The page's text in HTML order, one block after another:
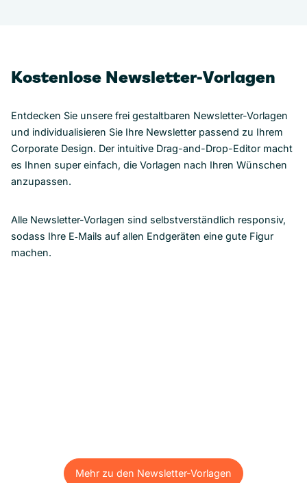
Kostenlose Newsletter-Vorlagen
Entdecken Sie unsere frei gestaltbaren Newsletter-Vorlagen
und individualisieren Sie Ihre Newsletter passend zu Ihrem
Corporate Design. Der intuitive Drag-and-Drop-Editor macht
es Ihnen super einfach, die Vorlagen nach Ihren Wünschen
anzupassen.
Alle Newsletter-Vorlagen sind selbstverständlich responsiv,
sodass Ihre E‑Mails auf allen Endgeräten eine gute Figur
machen.
Mehr zu den Newsletter-Vorlagen